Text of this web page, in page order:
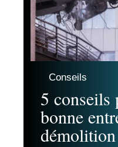
Conseils
5 conseils
bonne
démolition